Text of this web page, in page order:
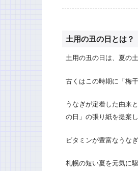
土用の丑の日とは？
土用の丑の日は、夏の
古くはこの時期に「梅
うなぎが定着した由来
の日」の張り紙を提案
ビタミンが豊富なうな
札幌の短い夏を元気に